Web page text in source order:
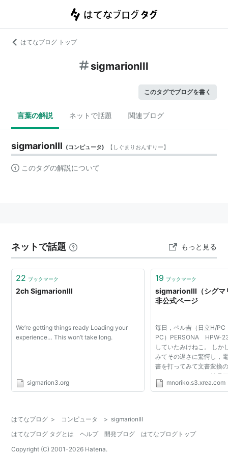
はてなブログ トップ
sigmarionIII
このタグでブログを書く
言葉の解説 ネットで話題 関連ブログ
sigmarionIII (コンピュータ) 【 しぐまりおんすりー】
このタグの解説について
ネットで話題 もっと見る
22 ブックマーク
2ch SigmarionIII
We’re getting things ready Loading your
experience… This won’t take long.
sigmarion3.org
19 ブックマーク
sigmarionIII（シグマ
非公式ページ
毎日，ペル吉（日立H/PC
PC）PERSONA HPW-
していたみけねこ。 しか
みてその遅さに驚愕し，
書を打ってみて文書変換
し，かつまた，STN液晶
640×240ドットの狭さに
mnoriko.s3.xrea.com
はてなブログ > コンピュータ > sigmarionIII
はてなブログ タグとは
ヘルプ 開発ブログ
はてなブログトップ
Copyright (C) 2001-2026 Hatena.